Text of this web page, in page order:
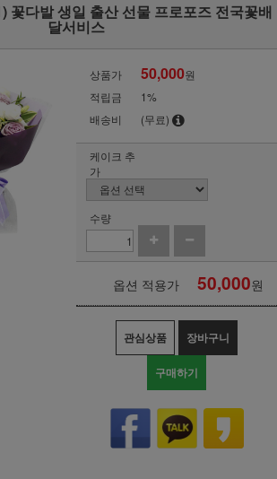
꽃다발 생일 출산 선물 프로포즈 전국꽃배
달서비스
상품가 50,000원
적립금
1%
배송비
(무료)
케이크 추
가
수량
옵션 적용가 50,000원
관심상품 장바구니
구매하기